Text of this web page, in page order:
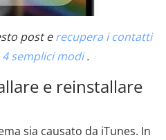
post erecupera i contatti
semplici modi.
e reinstallare
sia causato da iTunes. In